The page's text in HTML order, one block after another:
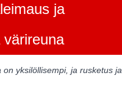
ja
värireuna
on yksilöllisempi, ja rusketus ja